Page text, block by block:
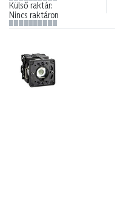
Külső raktár:
Nincs raktáron